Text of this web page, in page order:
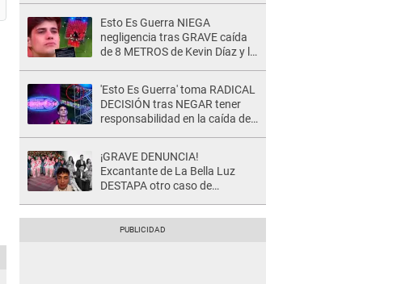
Esto Es Guerra NIEGA
negligencia tras GRAVE caída
de 8 METROS de Kevin Díaz y lo
'Esto Es Guerra' toma RADICAL
DECISIÓN tras NEGAR tener
responsabilidad en la caída de
¡GRAVE DENUNCIA!
Excantante de La Bella Luz
DESTAPA otro caso de
represalias: "Yo siempre..."